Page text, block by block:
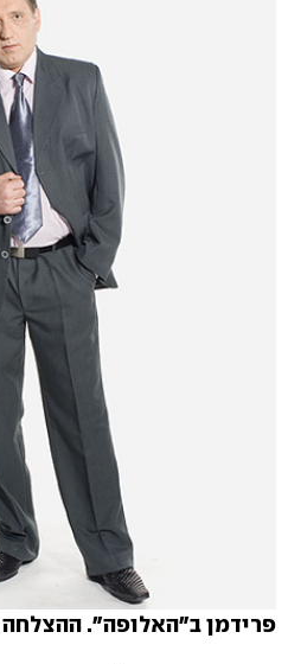
פרידמן ב"האלופה". ההצלחה